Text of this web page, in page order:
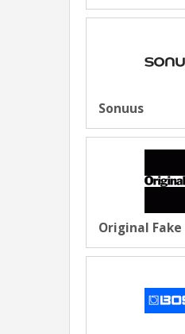
Sonuus
Original Fake